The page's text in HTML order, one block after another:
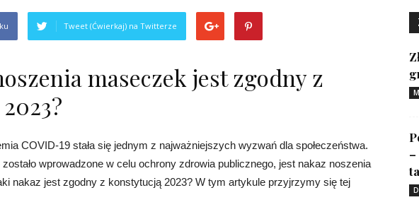
Tweet (Ćwierkaj) na Twitterze
maseczek jest zgodny z
COVID-19 stała się jednym z najważniejszych wyzwań dla społeczeństwa.
wprowadzone w celu ochrony zdrowia publicznego, jest nakaz noszenia
nakaz jest zgodny z konstytucją 2023? W tym artykule przyjrzymy się tej